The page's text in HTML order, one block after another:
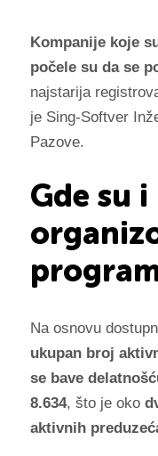
Kompanije koje
počele su da se
najstarija
je Sing-Softver
Pazove.
Gde su
Na osnovu
ukupan broj
se bave
8.634, što je oko
aktivnih